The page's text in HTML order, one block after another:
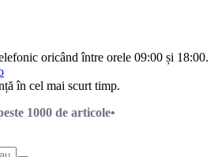
oricând între orele 09:00 și 18:00.
în cel mai scurt timp.
1000 de articole•